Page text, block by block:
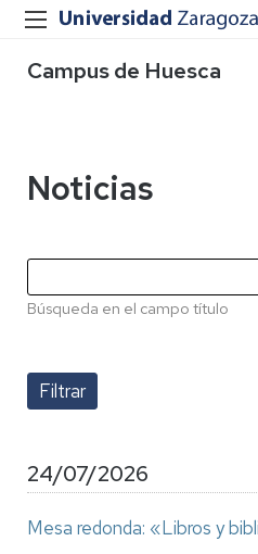
Campus de Huesca
Noticias
Búsqueda en el campo título
24/07/2026
Mesa redonda: «Libros y